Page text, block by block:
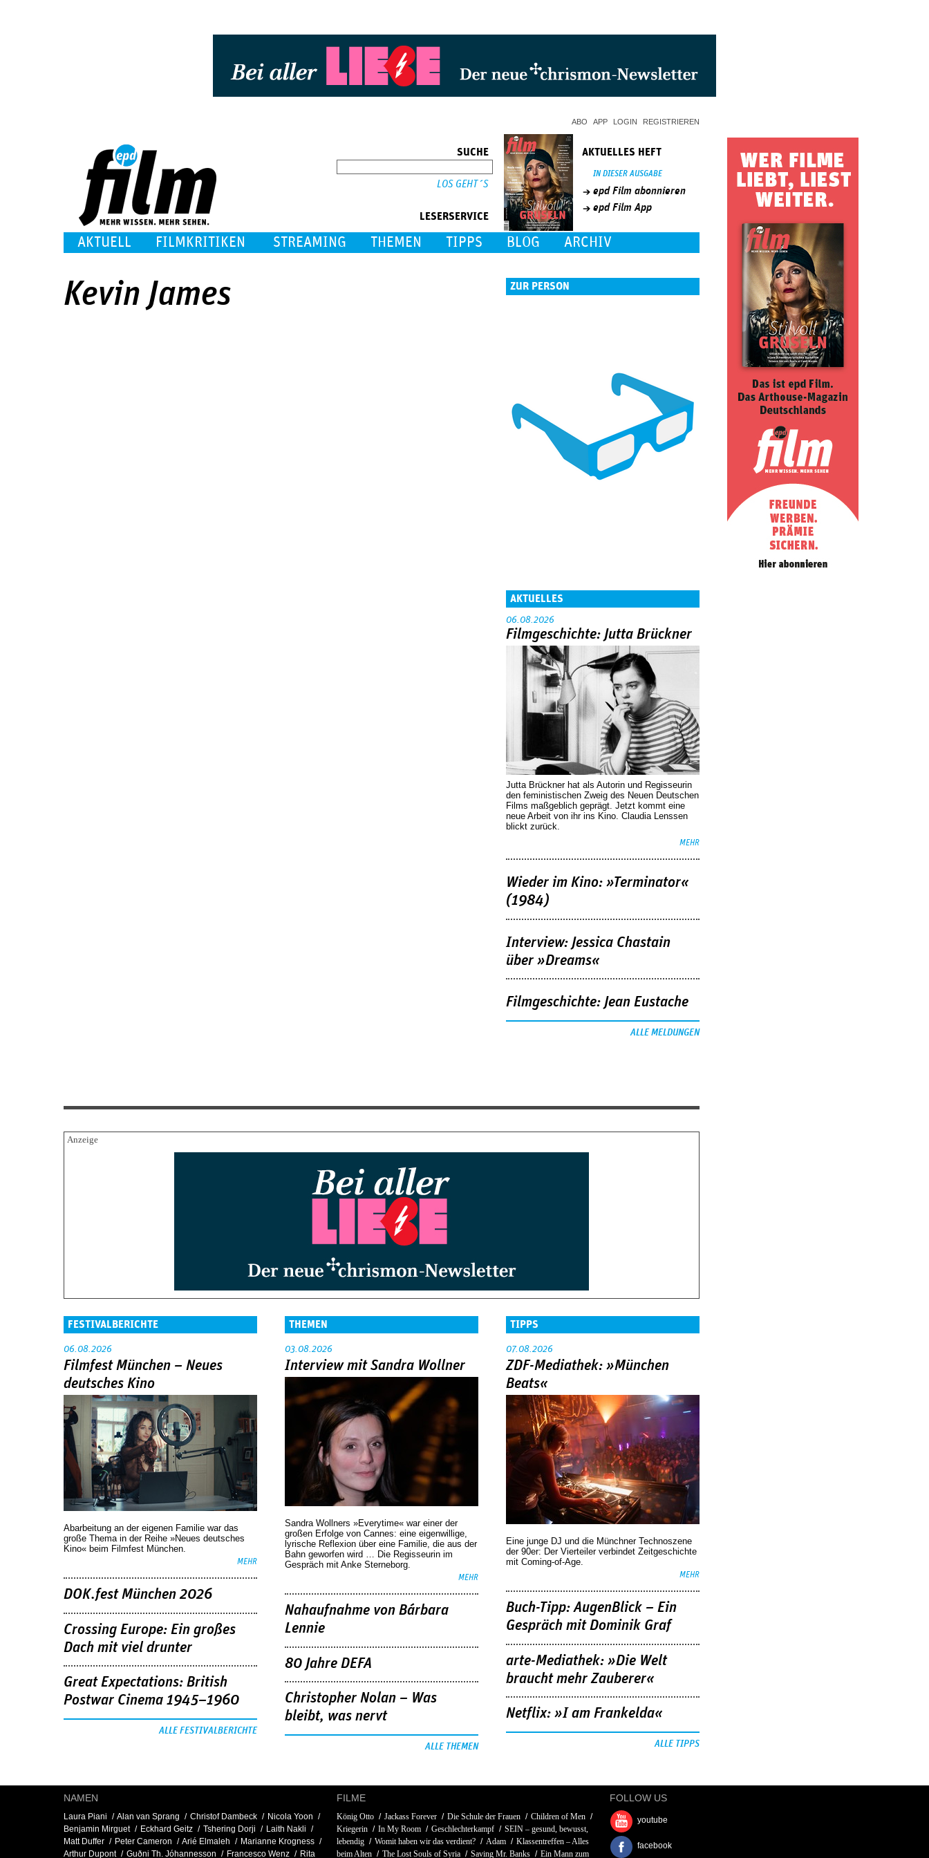
ABO APP LOGIN REGISTRIEREN
SUCHE
LESERSERVICE
AKTUELLES HEFT
IN DIESER AUSGABE
epd Film abonnieren
epd Film App
AKTUELL FILMKRITIKEN STREAMING THEMEN TIPPS BLOG ARCHIV
Kevin James ZUR PERSON
AKTUELLES
06.08.2026
Filmgeschichte: Jutta Brückner
Jutta Brückner hat als Autorin und Regisseurin
den feministischen Zweig des Neuen Deutschen
Films maßgeblich geprägt. Jetzt kommt eine
neue Arbeit von ihr ins Kino. Claudia Lenssen
blickt zurück.
MEHR
Wieder im Kino: »Terminator«
(1984)
Interview: Jessica Chastain
über »Dreams«
Filmgeschichte: Jean Eustache
ALLE MELDUNGEN
FESTIVALBERICHTE
06.08.2026
Filmfest München – Neues
deutsches Kino
Abarbeitung an der eigenen Familie war das
große Thema in der Reihe »Neues deutsches
Kino« beim Filmfest München.
MEHR
DOK.fest München 2026
Crossing Europe: Ein großes
Dach mit viel drunter
Great Expectations: British
Postwar Cinema 1945–1960
ALLE FESTIVALBERICHTE
THEMEN
03.08.2026
Interview mit Sandra Wollner
Sandra Wollners »Everytime« war einer der
großen Erfolge von Cannes: eine eigenwillige,
lyrische Reflexion über eine ­Familie, die aus der
Bahn geworfen wird … Die Regisseurin im
Gespräch mit Anke Sterneborg.
MEHR
Nahaufnahme von Bárbara
Lennie
80 Jahre DEFA
Christopher Nolan – Was
bleibt, was nervt
ALLE THEMEN
TIPPS
07.08.2026
ZDF-Mediathek: »München
Beats«
Eine junge DJ und die Münchner Technoszene
der 90er: Der Vierteiler verbindet Zeitgeschichte
mit Coming-of-Age.
MEHR
Buch-Tipp: AugenBlick – Ein
Gespräch mit Dominik Graf
arte-Mediathek: »Die Welt
braucht mehr Zauberer«
Netflix: »I am Frankelda«
ALLE TIPPS
NAMEN
Laura Piani Alan van Sprang Christof Dambeck
Nicola Yoon
Benjamin Mirguet
Eckhard Geitz Tshering Dorji
Laith Nakli
Matt Duffer
Peter Cameron Arié Elmaleh
Marianne Krogness
Arthur Dupont
Guðni Th. Jóhannesson Francesco Wenz Rita
FILME
König Otto Jackass Forever Die Schule der Frauen
Children of Men
Kriegerin
In My Room Geschlechterkampf
SEIN – gesund, bewusst,
lebendig
Womit haben wir das verdient? Adam
Klassentreffen – Alles
beim Alten
The Lost Souls of Syria Saving Mr. Banks Ein Mann zum
FOLLOW US
youtube
facebook